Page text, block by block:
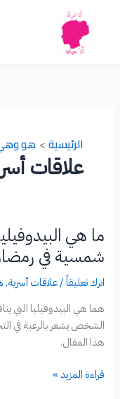
الرئيسية هو
علاقات
ما هي
شمسية في رمضان
اترك تعليقاً/علاقات أسرية,
هما هي البيدوفيليا
الشخص يشعر بالرغبة في
هذا المقال.
ما
قراءة المزيد »